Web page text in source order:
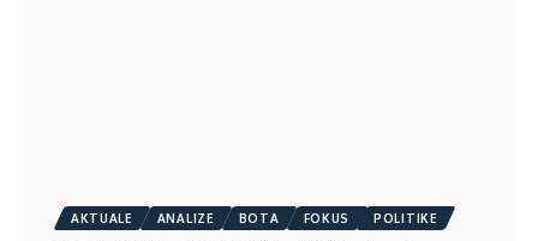
AKTUALE ANALIZE BOTA FOKUS POLITIKE